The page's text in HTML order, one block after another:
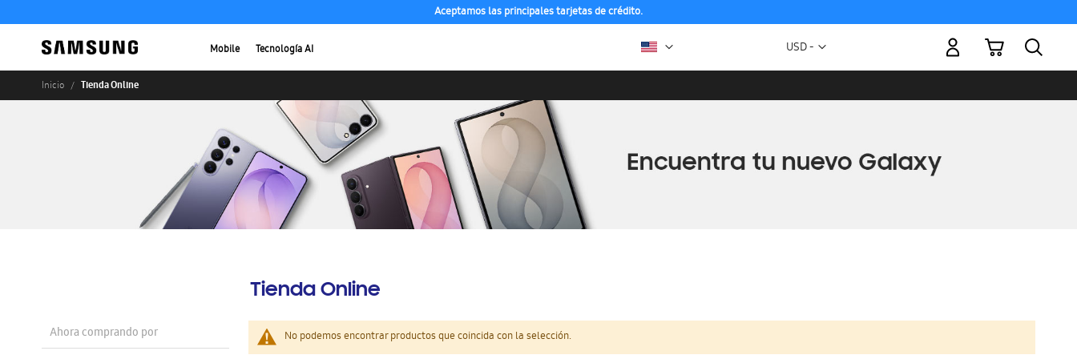
Aceptamos las principales tarjetas de crédito.
Mobile Tecnología AI Moneda
USD -
Mi carrito
Inicio Tienda Online
Tienda Online
No podemos encontrar productos que coincida con la selección.
Ahora comprando por